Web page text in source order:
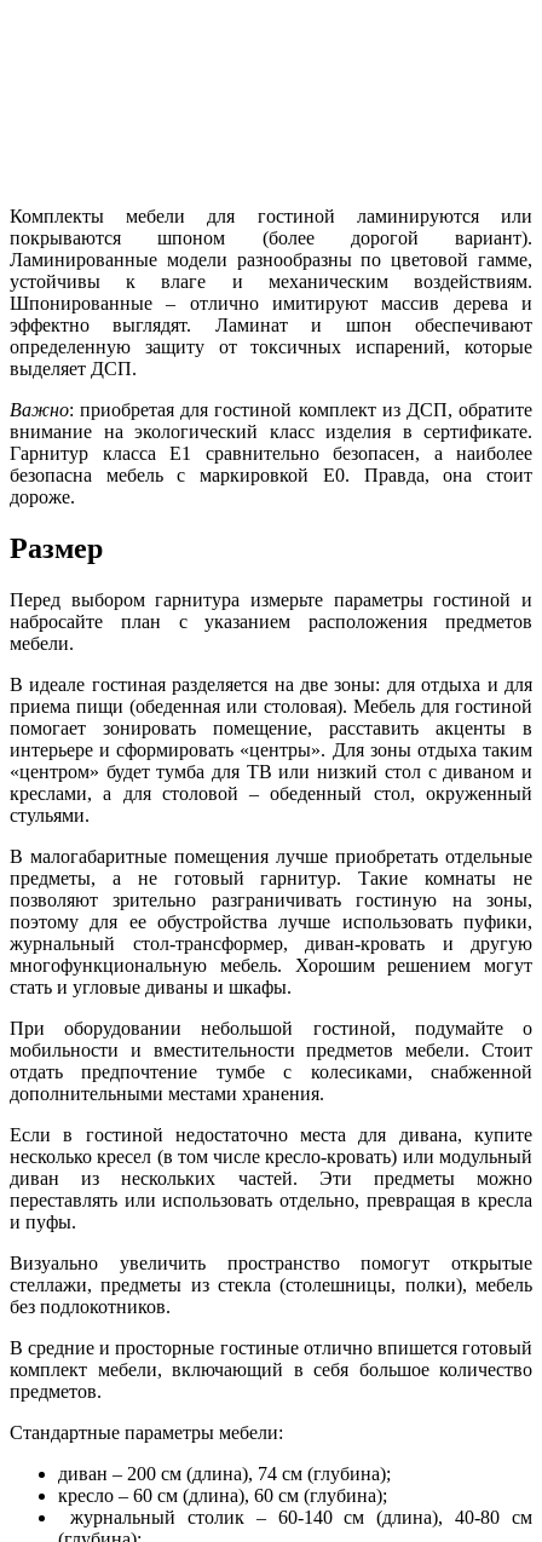
Комплекты мебели для гостиной ламинируются или
покрываются шпоном (более дорогой вариант).
Ламинированные модели разнообразны по цветовой гамме,
устойчивы к влаге и механическим воздействиям.
Шпонированные – отлично имитируют массив дерева и
эффектно выглядят. Ламинат и шпон обеспечивают
определенную защиту от токсичных испарений, которые
выделяет ДСП.
Важно: приобретая для гостиной комплект из ДСП, обратите
внимание на экологический класс изделия в сертификате.
Гарнитур класса Е1 сравнительно безопасен, а наиболее
безопасна мебель с маркировкой Е0. Правда, она стоит
дороже.
Размер
Перед выбором гарнитура измерьте параметры гостиной и
набросайте план с указанием расположения предметов
мебели.
В идеале гостиная разделяется на две зоны: для отдыха и для
приема пищи (обеденная или столовая). Мебель для гостиной
помогает зонировать помещение, расставить акценты в
интерьере и сформировать «центры». Для зоны отдыха таким
«центром» будет тумба для ТВ или низкий стол с диваном и
креслами, а для столовой – обеденный стол, окруженный
стульями.
В малогабаритные помещения лучше приобретать отдельные
предметы, а не готовый гарнитур. Такие комнаты не
позволяют зрительно разграничивать гостиную на зоны,
поэтому для ее обустройства лучше использовать пуфики,
журнальный стол-трансформер, диван-кровать и другую
многофункциональную мебель. Хорошим решением могут
стать и угловые диваны и шкафы.
При оборудовании небольшой гостиной, подумайте о
мобильности и вместительности предметов мебели. Стоит
отдать предпочтение тумбе с колесиками, снабженной
дополнительными местами хранения.
Если в гостиной недостаточно места для дивана, купите
несколько кресел (в том числе кресло-кровать) или модульный
диван из нескольких частей. Эти предметы можно
переставлять или использовать отдельно, превращая в кресла
и пуфы.
Визуально увеличить пространство помогут открытые
стеллажи, предметы из стекла (столешницы, полки), мебель
без подлокотников.
В средние и просторные гостиные отлично впишется готовый
комплект мебели, включающий в себя большое количество
предметов.
Стандартные параметры мебели:
диван – 200 см (длина), 74 см (глубина);
кресло – 60 см (длина), 60 см (глубина);
журнальный столик – 60-140 см (длина), 40-80 см